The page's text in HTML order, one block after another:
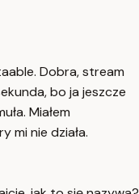
Dobra, stream
bo ja jeszcze
Miałem
mi nie działa.